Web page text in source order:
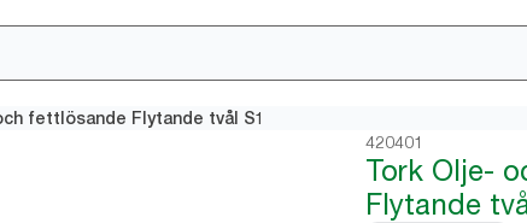
fettlösande Flytande tvål S1
420401
Tork Olje-
Flytande